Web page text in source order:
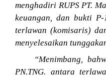
menghadiri RUPS PT.
keuangan, dan bukti
terlawan (komisaris)
menyelesaikan
“Menimbang,
PN.TNG. antara